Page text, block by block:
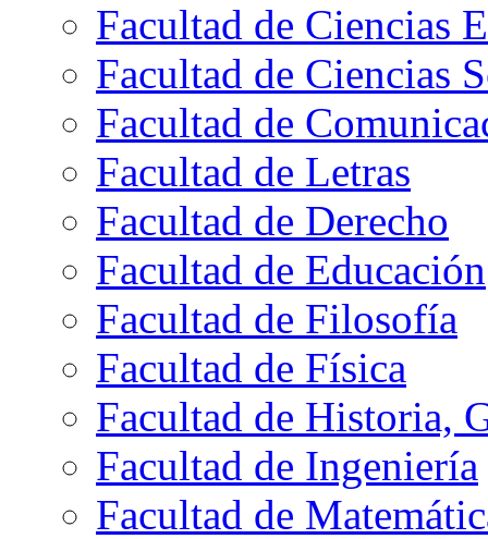
Facultad de Ciencias
Facultad de Ciencias
Facultad de
Facultad de Letras
Facultad de Derecho
Facultad de Educación
Facultad de Filosofía
Facultad de Física
Facultad de Historia,
Facultad de Ingeniería
Facultad de